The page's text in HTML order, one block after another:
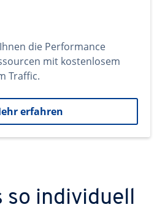
die Performance
mit kostenlosem
Traffic.
erfahren
so individuell